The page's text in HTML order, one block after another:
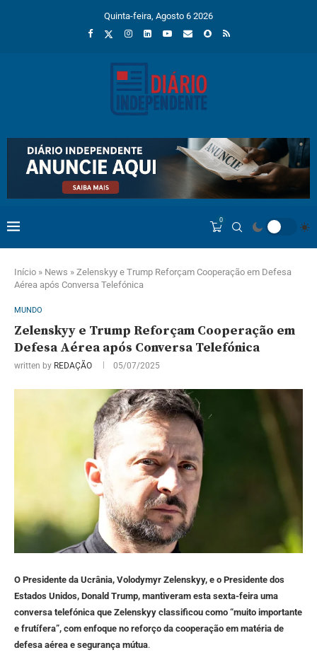
Quinta-feira, Agosto 6 2026
0
Início » News » Zelenskyy e Trump Reforçam Cooperação em Defesa
Aérea após Conversa Telefónica
MUNDO
Zelenskyy e Trump Reforçam Cooperação em
Defesa Aérea após Conversa Telefónica
written by REDAÇÃO 05/07/2025
O Presidente da Ucrânia, Volodymyr Zelenskyy, e o Presidente dos
Estados Unidos, Donald Trump, mantiveram esta sexta-feira uma
conversa telefónica que Zelenskyy classificou como “muito importante
e frutífera”, com enfoque no reforço da cooperação em matéria de
defesa aérea e segurança mútua.